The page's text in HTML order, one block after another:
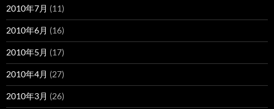
2010年7月 (11)
2010年6月 (16)
2010年5月 (17)
2010年4月 (27)
2010年3月 (26)